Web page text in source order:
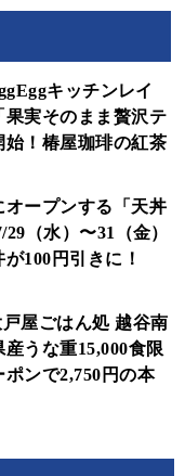
キッチンレイ
実そのまま贅沢テ
始！椿屋珈琲の紅茶
オープンする「天丼
（水）〜31（金）
100円引きに！
屋ごはん処 越谷南
うな重15,000食限
ンで2,750円の本